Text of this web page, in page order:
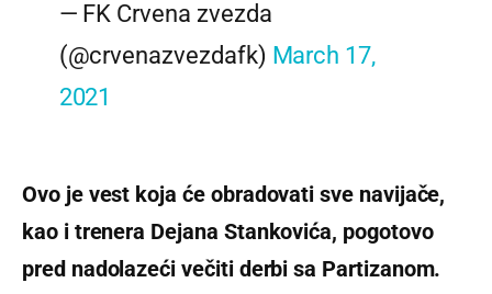
— FK Crvena zvezda
(@crvenazvezdafk) March 17,
2021
Ovo je vest koja će obradovati sve navijače,
kao i trenera Dejana Stankovića, pogotovo
pred nadolazeći večiti derbi sa Partizanom.